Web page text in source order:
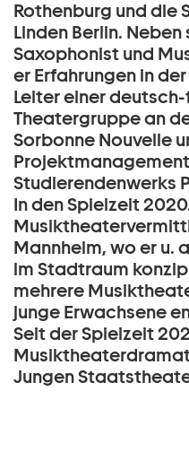
Rothenburg und die
Linden Berlin.
Saxophonist und
er Erfahrungen in
Leiter einer
Theatergruppe an
Sorbonne Nouvelle
Studierendenwerks
In den Spielzeit
Mannheim, wo er u.
im Stadtraum
mehrere
junge Erwachsene
Seit der Spielzeit
Jungen